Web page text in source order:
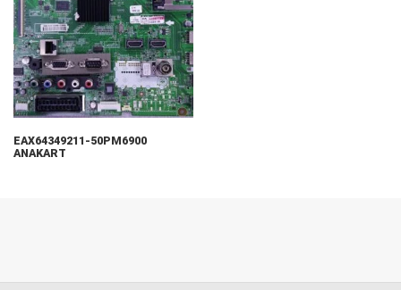
EAX64349211-50PM6900
ANAKART